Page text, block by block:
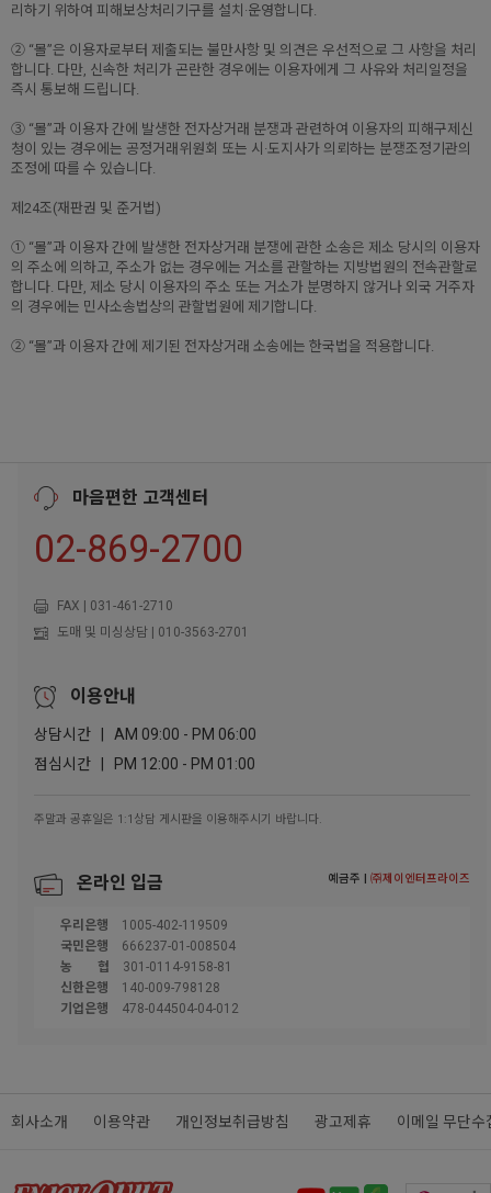
리하기 위하여 피해보상처리기구를 설치·운영합니다.
② “몰”은 이용자로부터 제출되는 불만사항 및 의견은 우선적으로 그 사항을 처리
합니다. 다만, 신속한 처리가 곤란한 경우에는 이용자에게 그 사유와 처리일정을
즉시 통보해 드립니다.
③ “몰”과 이용자 간에 발생한 전자상거래 분쟁과 관련하여 이용자의 피해구제신
청이 있는 경우에는 공정거래위원회 또는 시·도지사가 의뢰하는 분쟁조정기관의
조정에 따를 수 있습니다.
제24조(재판권 및 준거법)
① “몰”과 이용자 간에 발생한 전자상거래 분쟁에 관한 소송은 제소 당시의 이용자
의 주소에 의하고, 주소가 없는 경우에는 거소를 관할하는 지방법원의 전속관할로
합니다. 다만, 제소 당시 이용자의 주소 또는 거소가 분명하지 않거나 외국 거주자
의 경우에는 민사소송법상의 관할법원에 제기합니다.
② “몰”과 이용자 간에 제기된 전자상거래 소송에는 한국법을 적용합니다.
마음편한 고객센터
02-869-2700
FAX | 031-461-2710
도매 및 미싱상담 | 010-3563-2701
이용안내
상담시간 | AM 09:00 - PM 06:00
점심시간 | PM 12:00 - PM 01:00
주말과 공휴일은 1:1상담 게시판을 이용해주시기 바랍니다.
온라인 입금 예금주 |㈜제이엔터프라이즈
우리은행
1005-402-119509
국민은행
666237-01-008504
농협301-0114-9158-81
신한은행
140-009-798128
기업은행
478-044504-04-012
회사소개 이용약관 개인정보취급방침 광고제휴 이메일 무단수